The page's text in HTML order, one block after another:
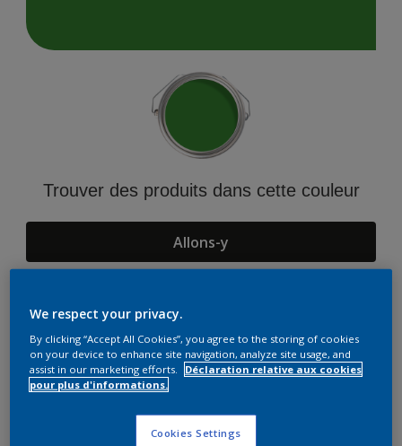
Trouver des produits dans cette couleur
Allons-y
Suggestions d'Harmonies
We respect your privacy.
By clicking “Accept All Cookies”, you agree to the storing of cookies
on your device to enhance site navigation, analyze site usage, and
assist in our marketing efforts.
Déclaration relative aux cookies
pour plus d'informations.
Cookies Settings